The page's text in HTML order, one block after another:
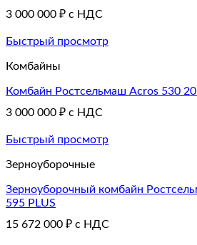
3 000 000 ₽ с НДС
Быстрый просмотр
Комбайны
Комбайн Ростсельмаш Acros 530
3 000 000 ₽ с НДС
Быстрый просмотр
Зерноуборочные
Зерноуборочный комбайн
595 PLUS
15 672 000 ₽ с НДС